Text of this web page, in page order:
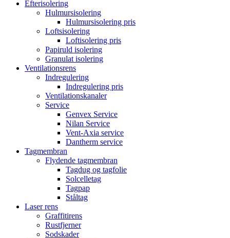
Efterisolering
Hulmursisolering
Hulmursisolering pris
Loftsisolering
Loftisolering pris
Papiruld isolering
Granulat isolering
Ventilationsrens
Indregulering
Indregulering pris
Ventilationskanaler
Service
Genvex Service
Nilan Service
Vent-Axia service
Dantherm service
Tagmembran
Flydende tagmembran
Tagdug og tagfolie
Solcelletag
Tagpap
Ståltag
Laser rens
Graffitirens
Rustfjerner
Sodskader